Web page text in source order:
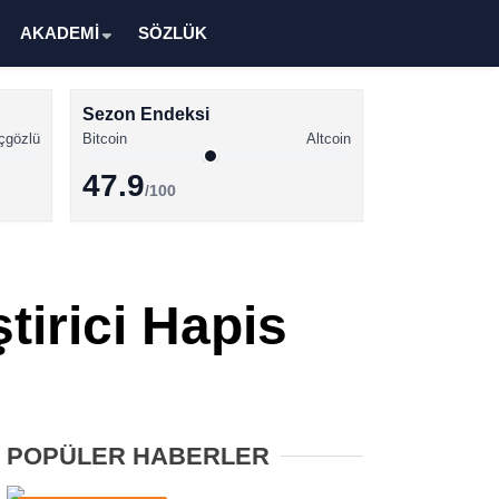
Altcoin Haberleri
XRP Haberleri
AKADEMİ SÖZLÜK
Sezon Endeksi
Bitcoin Altcoin
47.9/100
Hapis
POPÜLER HABERLER